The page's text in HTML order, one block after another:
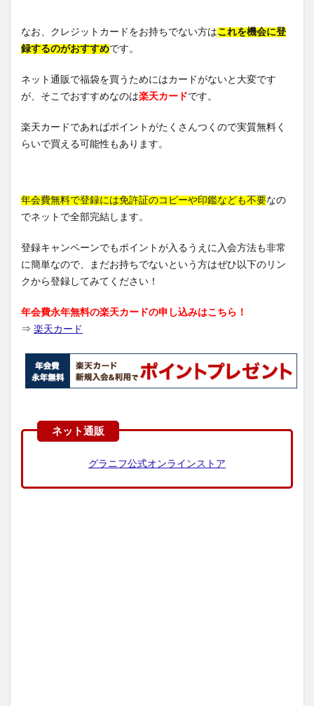
なお、クレジットカードをお持ちでない方はこれを機会に登
録するのがおすすめです。
ネット通販で福袋を買うためにはカードがないと大変です
が、そこでおすすめなのは楽天カードです。
楽天カードであればポイントがたくさんつくので実質無料く
らいで買える可能性もあります。
年会費無料で登録には免許証のコピーや印鑑なども不要なの
でネットで全部完結します。
登録キャンペーンでもポイントが入るうえに入会方法も非常
に簡単なので、まだお持ちでないという方はぜひ以下のリン
クから登録してみてください！
年会費永年無料の楽天カードの申し込みはこちら！
⇒ 楽天カード
グラニフ公式オンラインストア